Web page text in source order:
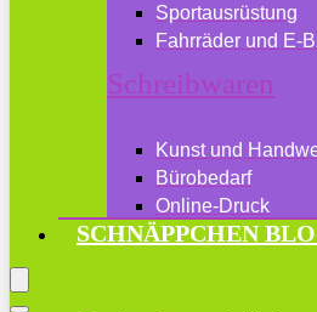
Sportausrüstung
Fahrräder und E-
Schreibwaren
Kunst und
Bürobedarf
Online-Druck
SCHNÄPPCHEN